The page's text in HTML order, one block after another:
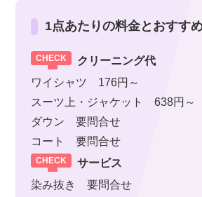
1点あたりの料金とおすす
クリーニング代
ワイシャツ 176円～
スーツ上・ジャケット 638円～
ダウン 要問合せ
コート 要問合せ
サービス
染み抜き 要問合せ